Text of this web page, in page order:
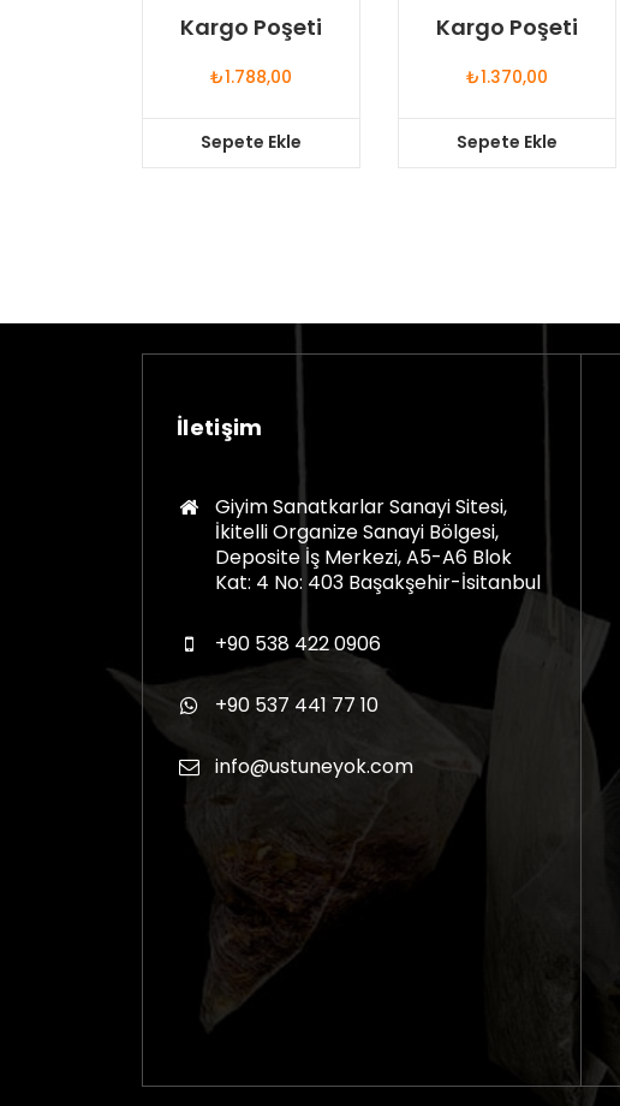
Kargo Poşeti
₺1.788,00
Sepete Ekle
Kargo Poşeti
₺1.370,00
Sepete Ekle
İletişim
Giyim Sanatkarlar Sanayi Sitesi,
İkitelli Organize Sanayi Bölgesi,
Deposite İş Merkezi, A5-A6 Blok
Kat: 4 No: 403 Başakşehir-İsitanbul
+90 538 422 0906
+90 537 441 77 10
info@ustuneyok.com